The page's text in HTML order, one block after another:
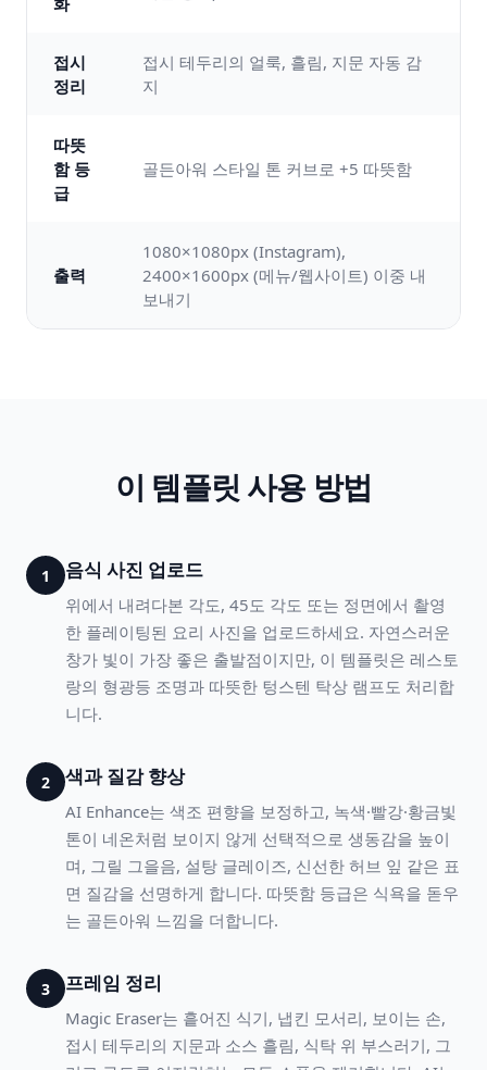
접시
정리
접시 테두리의 얼룩, 흘림, 지문 자동 감
지
따뜻
함 등
급
골든아워 스타일 톤 커브로 +5 따뜻함
출력
1080×1080px (Instagram),
2400×1600px (메뉴/웹사이트) 이중 내
보내기
이 템플릿 사용 방법
1 음식 사진 업로드
위에서 내려다본 각도, 45도 각도 또는 정면에서 촬영
한 플레이팅된 요리 사진을 업로드하세요. 자연스러운
창가 빛이 가장 좋은 출발점이지만, 이 템플릿은 레스토
랑의 형광등 조명과 따뜻한 텅스텐 탁상 램프도 처리합
니다.
2 색과 질감 향상
AI Enhance는 색조 편향을 보정하고, 녹색·빨강·황금빛
톤이 네온처럼 보이지 않게 선택적으로 생동감을 높이
며, 그릴 그을음, 설탕 글레이즈, 신선한 허브 잎 같은 표
면 질감을 선명하게 합니다. 따뜻함 등급은 식욕을 돋우
는 골든아워 느낌을 더합니다.
3 프레임 정리
Magic Eraser는 흩어진 식기, 냅킨 모서리, 보이는 손,
접시 테두리의 지문과 소스 흘림, 식탁 위 부스러기, 그